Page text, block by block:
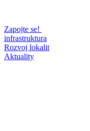
Zapojte se!
infrastruktura
Rozvoj lokalit
Aktuality